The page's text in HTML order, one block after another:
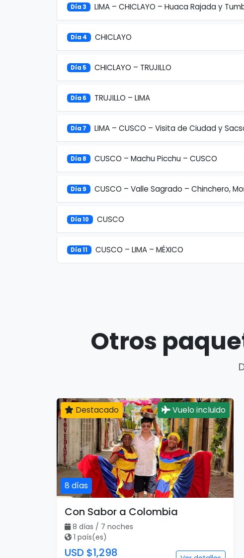
Día 3 LIMA – CHICLAYO – Huaca Rajada y
Día 4 CHICLAYO
Día 5 CHICLAYO – TRUJILLO
Día 6 TRUJILLO – LIMA
Día 7 LIMA – CUSCO – Visita de Ciudad y
Día 8 CUSCO – Machu Picchu – CUSCO
Día 9 CUSCO – Valle Sagrado – Chinchero,
Día 10 CUSCO
Día 11 CUSCO – LIMA – MÉXICO
Otros
8 días
Destacado Vuelo incluido
Con Sabor a Colombia
8 días / 7 noches
1 país(es)
USD $1,298